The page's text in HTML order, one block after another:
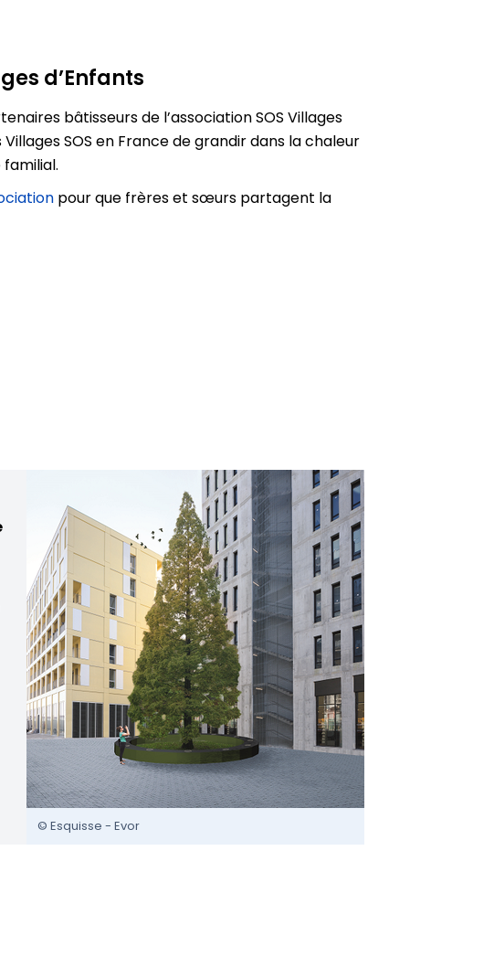
d’Enfants
bâtisseurs de l’association SOS Villages
SOS en France de grandir dans la chaleur
pour que frères et sœurs partagent la
© Esquisse - Evor